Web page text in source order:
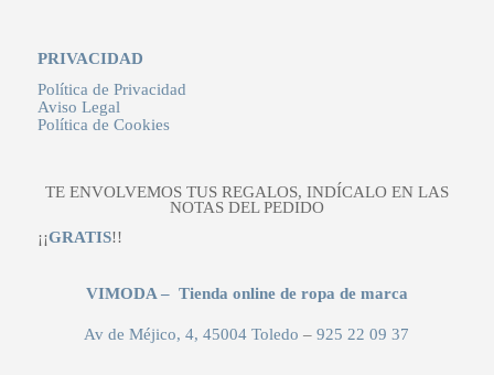
PRIVACIDAD
Política de Privacidad
Aviso Legal
Política de Cookies
TE ENVOLVEMOS TUS REGALOS, INDÍCALO EN LAS
NOTAS DEL PEDIDO
¡¡GRATIS!!
VIMODA – Tienda online de ropa de marca
Av de Méjico, 4, 45004 Toledo –925 22 09 37